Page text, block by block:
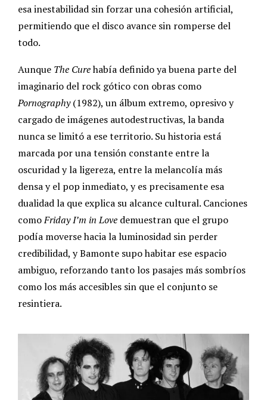
esa inestabilidad sin forzar una cohesión artificial,
permitiendo que el disco avance sin romperse del
todo.
Aunque The Curehabía definido ya buena parte del
imaginario del rock gótico con obras como
Pornography(1982), un álbum extremo, opresivo y
cargado de imágenes autodestructivas, la banda
nunca se limitó a ese territorio. Su historia está
marcada por una tensión constante entre la
oscuridad y la ligereza, entre la melancolía más
densa y el pop inmediato, y es precisamente esa
dualidad la que explica su alcance cultural. Canciones
comoFriday I’m in Love demuestran que el grupo
podía moverse hacia la luminosidad sin perder
credibilidad, y Bamonte supo habitar ese espacio
ambiguo, reforzando tanto los pasajes más sombríos
como los más accesibles sin que el conjunto se
resintiera.